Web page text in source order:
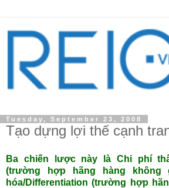
Tuesday, September 23, 2008
Tạo dựng lợi thế cạnh
Ba chiến lược này là Chi phí
(trường hợp hãng hàng không
hóa/Differentiation (trường hợp